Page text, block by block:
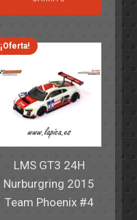
era:
77,60€.
es:
64,95€.
¡Oferta!
LMS GT3 24H
Nurburgring 2015
Team Phoenix #4